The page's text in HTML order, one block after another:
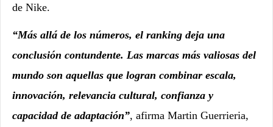
de Nike.
“Más allá de los números, el ranking deja una
conclusión contundente. Las marcas más valiosas del
mundo son aquellas que logran combinar escala,
innovación, relevancia cultural, confianza y
capacidad de adaptación”, afirma Martin Guerrieria,